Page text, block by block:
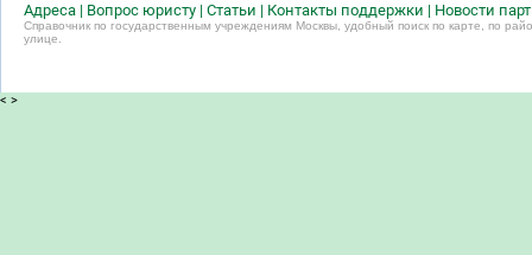
Адреса | Вопрос юристу | Статьи | Контакты поддержки | Новости
Справочник по государственным учреждениям Москвы, удобный поиск по карте, по
улице.
< >